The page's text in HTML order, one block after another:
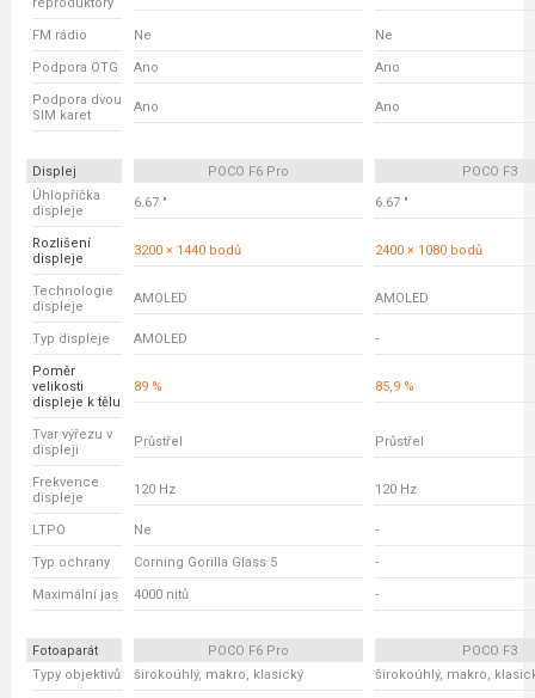
FM rádio Ne Ne
Podpora OTG Ano Ano
Podpora dvou
SIM karet
Ano Ano
Displej POCO F6 Pro
POCO F3
Úhlopříčka
displeje
6.67 " 6.67 "
Rozlišení
displeje
3200 × 1440 bodů 2400 × 1080 bodů
Technologie
displeje
AMOLED AMOLED
Typ displeje AMOLED -
Poměr
velikosti
displeje k tělu
89 % 85,9 %
Tvar výřezu v
displeji
Průstřel Průstřel
Frekvence
displeje
120 Hz 120 Hz
LTPO Ne -
Typ ochrany Corning Gorilla Glass 5 -
Maximální jas 4000 nitů -
Fotoaparát POCO F6 Pro
POCO F3
Typy objektivů
širokoúhlý, makro, klasický širokoúhlý, makro,